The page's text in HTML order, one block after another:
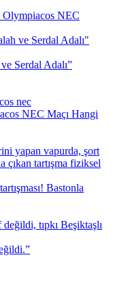
NEC
Serdal Adalı”
NEC Maçı Hangi
Bastonla